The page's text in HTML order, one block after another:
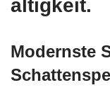
altigkeit.
Modernste